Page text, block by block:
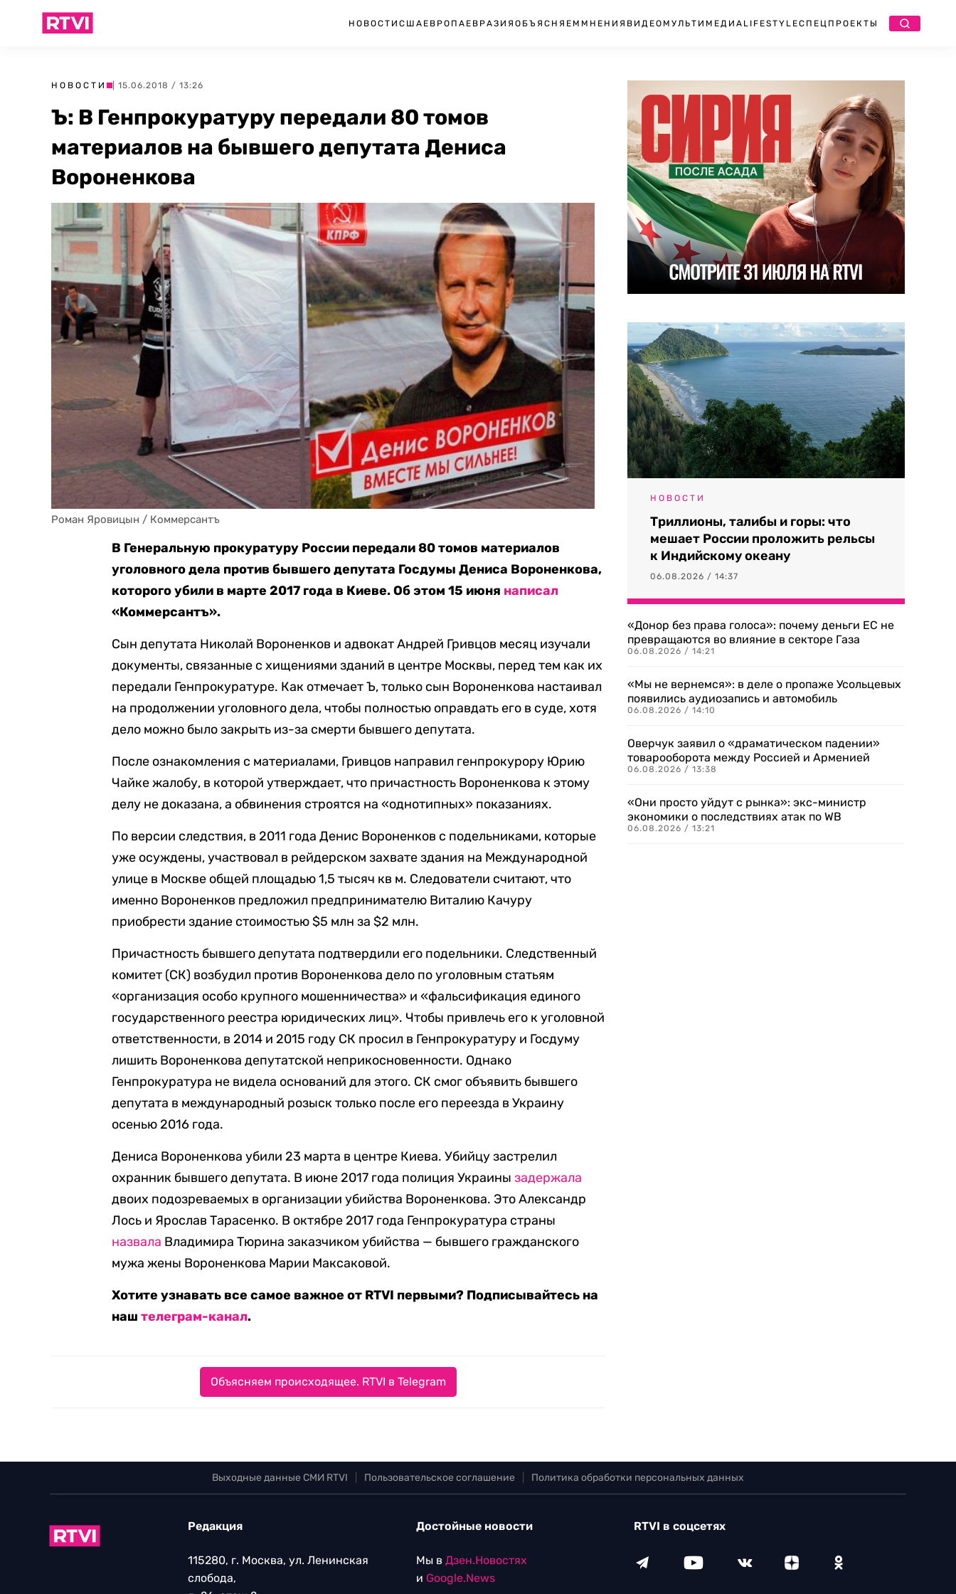
НОВОСТИ США ЕВРОПА ЕВРАЗИЯ ОБЪЯСНЯЕМ МНЕНИЯ ВИДЕО МУЛЬТИМЕДИА LIFESTYLEСПЕЦПРОЕКТЫ
НОВОСТИ | 15.06.2018 / 13:26
Ъ: В Генпрокуратуру передали 80 томов
материалов на бывшего депутата Дениса
Вороненкова
Роман Яровицын / Коммерсантъ
В Генеральную прокуратуру России передали 80 томов материалов
уголовного дела против бывшего депутата Госдумы Дениса Вороненкова,
которого убили в марте 2017 года в Киеве. Об этом 15 июня написал
«Коммерсантъ».
Сын депутата Николай Вороненков и адвокат Андрей Гривцов месяц изучали
документы, связанные с хищениями зданий в центре Москвы, перед тем как их
передали Генпрокуратуре. Как отмечает Ъ, только сын Вороненкова настаивал
на продолжении уголовного дела, чтобы полностью оправдать его в суде, хотя
дело можно было закрыть из-за смерти бывшего депутата.
После ознакомления с материалами, Гривцов направил генпрокурору Юрию
Чайке жалобу, в которой утверждает, что причастность Вороненкова к этому
делу не доказана, а обвинения строятся на «однотипных» показаниях.
По версии следствия, в 2011 года Денис Вороненков с подельниками, которые
уже осуждены, участвовал в рейдерском захвате здания на Международной
улице в Москве общей площадью 1,5 тысяч кв м. Следователи считают, что
именно Вороненков предложил предпринимателю Виталию Качуру
приобрести здание стоимостью $5 млн за $2 млн.
Причастность бывшего депутата подтвердили его подельники. Следственный
комитет (СК) возбудил против Вороненкова дело по уголовным статьям
«организация особо крупного мошенничества» и «фальсификация единого
государственного реестра юридических лиц». Чтобы привлечь его к уголовной
ответственности, в 2014 и 2015 году СК просил в Генпрокуратуру и Госдуму
лишить Вороненкова депутатской неприкосновенности. Однако
Генпрокуратура не видела оснований для этого. СК смог объявить бывшего
депутата в международный розыск только после его переезда в Украину
осенью 2016 года.
Дениса Вороненкова убили 23 марта в центре Киева. Убийцу застрелил
охранник бывшего депутата. В июне 2017 года полиция Украинызадержала
двоих подозреваемых в организации убийства Вороненкова. Это Александр
Лось и Ярослав Тарасенко. В октябре 2017 года Генпрокуратура страны
назвала Владимира Тюрина заказчиком убийства — бывшего гражданского
мужа жены Вороненкова Марии Максаковой.
Хотите узнавать все самое важное от RTVI первыми? Подписывайтесь на
наштелеграм-канал.
Объясняем происходящее. RTVI в Telegram
НОВОСТИ
Триллионы, талибы и горы: что
мешает России проложить рельсы
к Индийскому океану
06.08.2026 / 14:37
«Донор без права голоса»: почему деньги ЕС не
превращаются во влияние в секторе Газа
06.08.2026 / 14:21
«Мы не вернемся»: в деле о пропаже Усольцевых
появились аудиозапись и автомобиль
06.08.2026 / 14:10
Оверчук заявил о «драматическом падении»
товарооборота между Россией и Арменией
06.08.2026 / 13:38
«Они просто уйдут с рынка»: экс-министр
экономики о последствиях атак по WB
06.08.2026 / 13:21
Выходные данные СМИ RTVI Пользовательское соглашение Политика обработки персональных данных
Редакция
115280, г. Москва, ул. Ленинская
слобода,
Достойные новости
Мы в Дзен.Новостях
и Google.News
RTVI в соцсетях